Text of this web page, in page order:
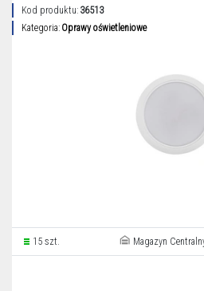
Kod produktu: 36513
Kategoria: Oprawy oświetleniowe
15 szt. Magazyn